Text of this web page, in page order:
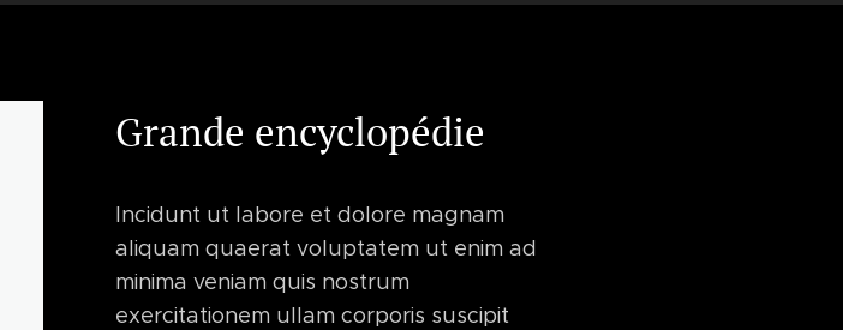
Grande encyclopédie
Incidunt ut labore et dolore magnam
aliquam quaerat voluptatem ut enim ad
minima veniam quis nostrum
exercitationem ullam corporis suscipit